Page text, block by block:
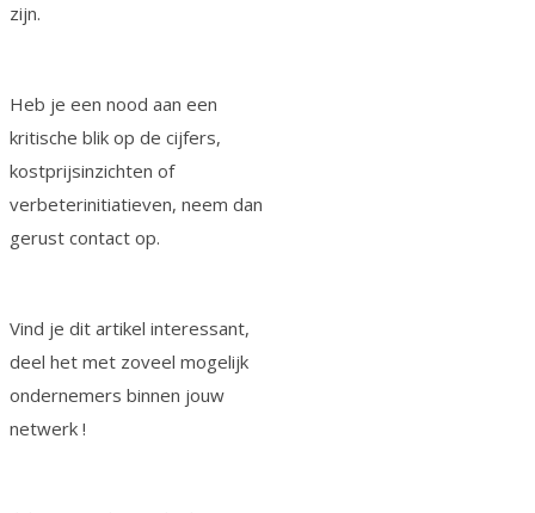
zijn.
Heb je een nood aan een
kritische blik op de cijfers,
kostprijsinzichten of
verbeterinitiatieven, neem dan
gerust contact op.
Vind je dit artikel interessant,
deel het met zoveel mogelijk
ondernemers binnen jouw
netwerk !